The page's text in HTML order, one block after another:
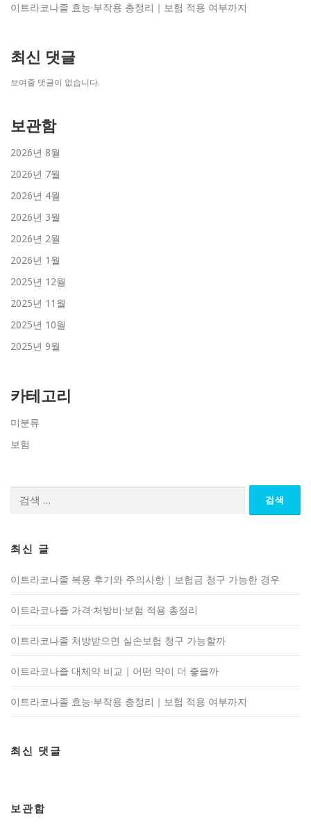
이트라코나졸 효능·부작용 총정리｜보험 적용 여부까지
최신 댓글
보여줄 댓글이 없습니다.
보관함
2026년 8월
2026년 7월
2026년 4월
2026년 3월
2026년 2월
2026년 1월
2025년 12월
2025년 11월
2025년 10월
2025년 9월
카테고리
미분류
보험
최신 글
이트라코나졸 복용 후기와 주의사항｜보험금 청구 가능한 경우
이트라코나졸 가격·처방비·보험 적용 총정리
이트라코나졸 처방받으면 실손보험 청구 가능할까
이트라코나졸 대체약 비교｜어떤 약이 더 좋을까
이트라코나졸 효능·부작용 총정리｜보험 적용 여부까지
최신 댓글
보관함